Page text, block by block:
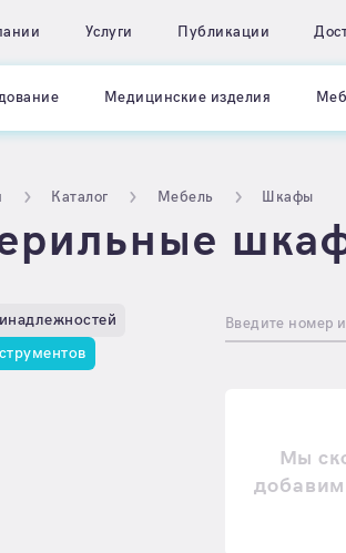
Услуги Публикации
Медицинские изделия
Каталог Мебель Шкафы
Введите номер
Мы